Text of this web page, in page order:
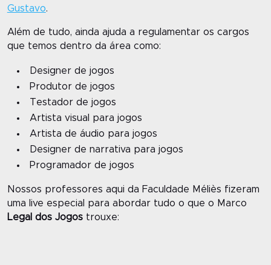
Gustavo.
Além de tudo, ainda ajuda a regulamentar os cargos
que temos dentro da área como:
Designer de jogos
Produtor de jogos
Testador de jogos
Artista visual para jogos
Artista de áudio para jogos
Designer de narrativa para jogos
Programador de jogos
Nossos professores aqui da Faculdade Méliès fizeram
uma live especial para abordar tudo o que o Marco
Legal dos Jogostrouxe: